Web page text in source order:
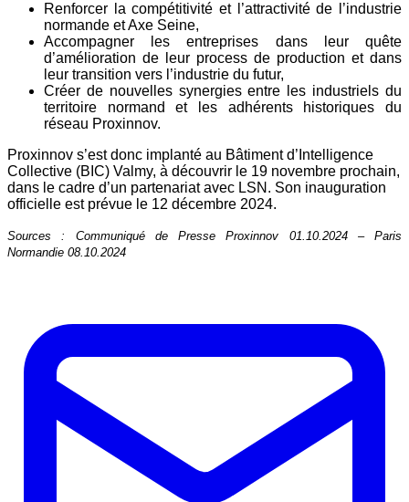
Renforcer la compétitivité et l’attractivité de l’industrie
normande et Axe Seine,
Accompagner les entreprises dans leur quête
d’amélioration de leur process de production et dans
leur transition vers l’industrie du futur,
Créer de nouvelles synergies entre les industriels du
territoire normand et les adhérents historiques du
réseau Proxinnov.
Proxinnov s’est donc implanté au Bâtiment d’Intelligence
Collective (BIC) Valmy, à découvrir le 19 novembre prochain,
dans le cadre d’un partenariat avec LSN. Son inauguration
officielle est prévue le 12 décembre 2024.
Sources : Communiqué de Presse Proxinnov 01.10.2024 – Paris
Normandie 08.10.2024